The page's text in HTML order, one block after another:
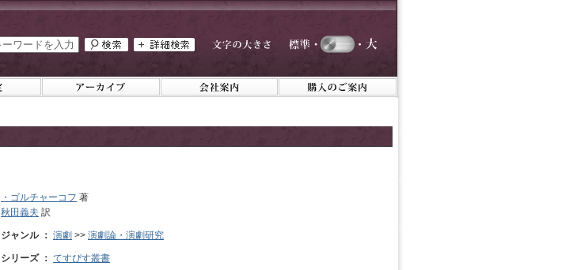
・ゴルチャーコフ 著
秋田義夫 訳
ジャンル ： 演劇 >> 演劇論・演劇研究
シリーズ ： てすぴす叢書